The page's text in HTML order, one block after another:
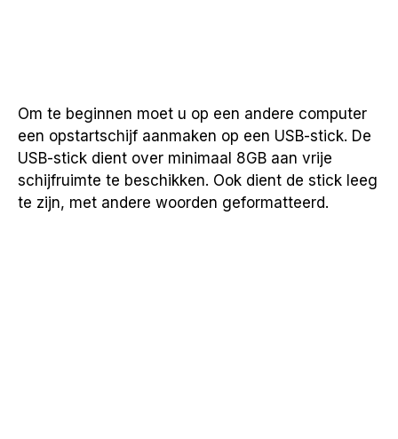
Om te beginnen moet u op een andere computer
een opstartschijf aanmaken op een USB-stick. De
USB-stick dient over minimaal 8GB aan vrije
schijfruimte te beschikken. Ook dient de stick leeg
te zijn, met andere woorden geformatteerd.